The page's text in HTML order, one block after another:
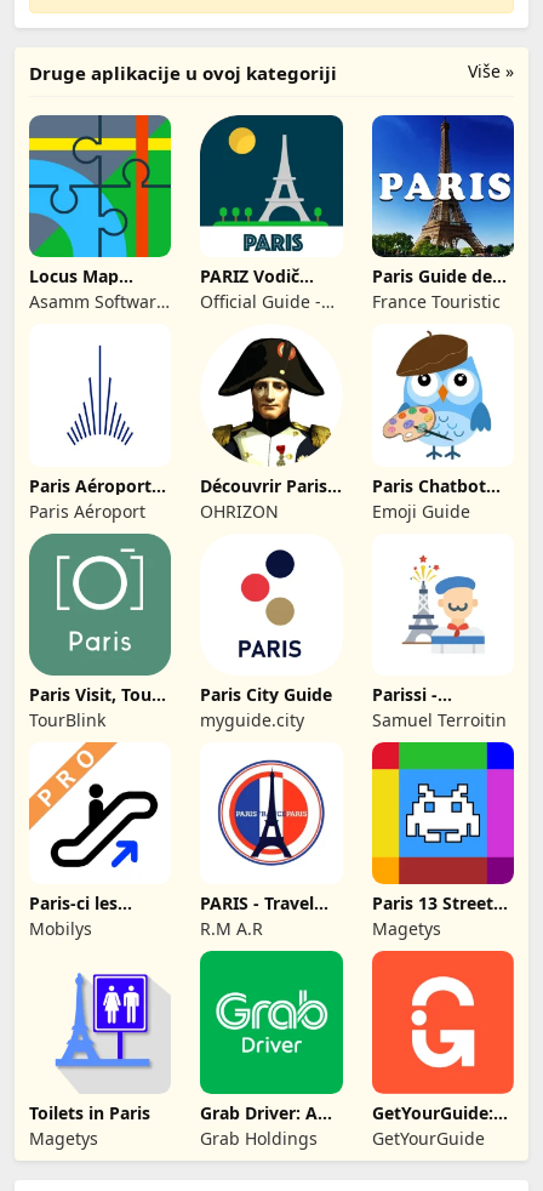
Više »
Druge aplikacije u ovoj kategoriji
Locus Map
Outdoor
Navigation
Asamm Software,
PARIZ Vodič
Ulaznice i Hoteli
Official Guide -
Paris Guide de
Voyage
France Touristic
Paris Aéroport–
App officielle
Paris Aéroport
Découvrir Paris
sous Napoléon
OHRIZON
Paris Chatbot
Guide
Emoji Guide
Paris Visit, Tours
& Guide: To
TourBlink
Paris City Guide
myguide.city
Parissi -
événements à
Paris
Samuel Terroitin
Paris-ci les
Sorties du Métro
Mobilys
PARIS - Travel
Guide and Maps
R.M A.R
Paris 13 Street
Art
Magetys
Toilets in Paris
Magetys
Grab Driver: App
for Partners
Grab Holdings
GetYourGuide:
Planiraj & Rezer
GetYourGuide